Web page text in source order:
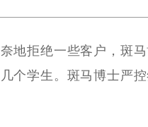
地拒绝一些客户，斑
个学生。斑马博士严